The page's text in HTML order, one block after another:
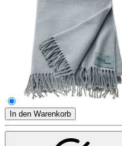
In den Warenkorb